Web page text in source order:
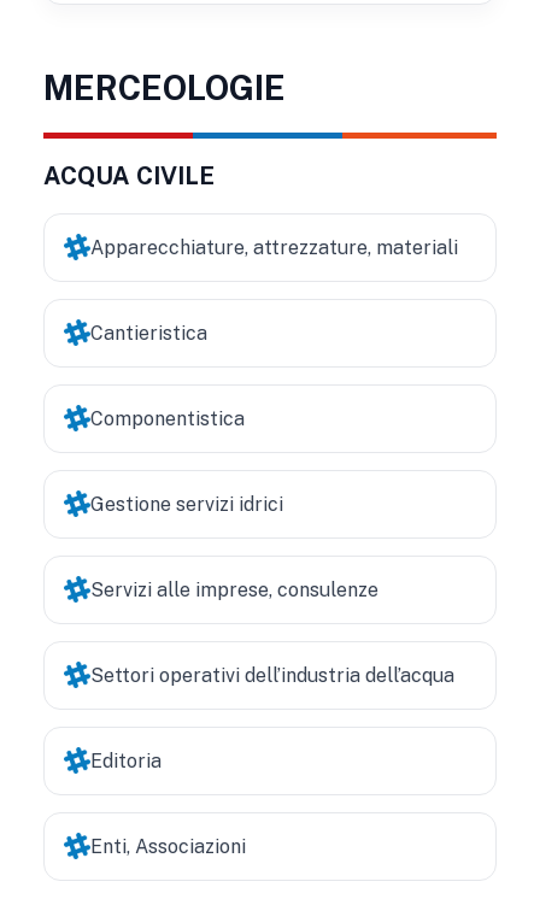
MERCEOLOGIE
ACQUA CIVILE
Apparecchiature, attrezzature, materiali
Cantieristica
Componentistica
Gestione servizi idrici
Servizi alle imprese, consulenze
Settori operativi dell’industria dell’acqua
Editoria
Enti, Associazioni